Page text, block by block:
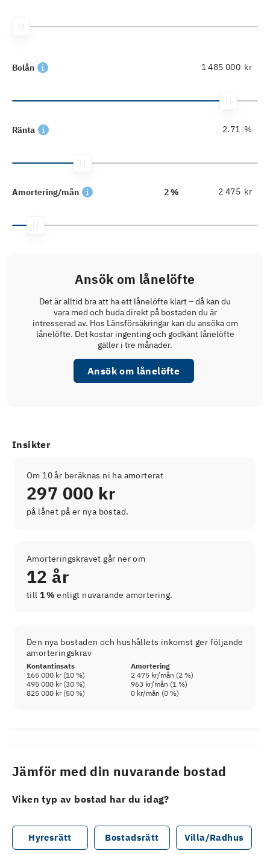
Bolån kr
Ränta %
Amortering/mån 2 % kr
Ansök om lånelöfte
Det är alltid bra att ha ett lånelöfte klart – då kan du
vara med och buda direkt på bostaden du är
intresserad av. Hos Länsförsäkringar kan du ansöka om
lånelöfte. Det kostar ingenting och godkänt lånelöfte
gäller i tre månader.
Ansök om lånelöfte
Insikter
Om 10 år beräknas ni ha amorterat
297 000 kr
på lånet på er nya bostad.
Amorteringskravet går ner om
12 år
till 1 % enligt nuvarande amortering.
Den nya bostaden och hushållets inkomst ger följande
amorteringskrav
Kontantinsats
Amortering
165 000 kr(10 %) 2 475 kr/mån (2 %)
495 000 kr(30 %) 963 kr/mån (1 %)
825 000 kr(50 %) 0 kr/mån (0 %)
Jämför med din nuvarande bostad
Viken typ av bostad har du idag?
Hyresrätt Bostadsrätt Villa/Radhus